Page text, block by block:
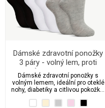
Dámské zdravotní ponožky
3 páry - volný lem, proti
otokům, pro citlivé nohy
Dámské zdravotní ponožky s
volným lemem, ideální pro oteklé
nohy, diabetiky a citlivou pokožku.
cenu! Pohodlné, prodyšné a bez